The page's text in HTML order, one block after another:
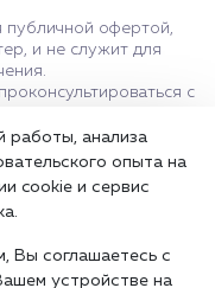
публичной офертой,
и не служит для
с
медицинскими
использование cookies.
работы, анализа
опыта на
cookie и сервис
Вы соглашаетесь с
устройстве на